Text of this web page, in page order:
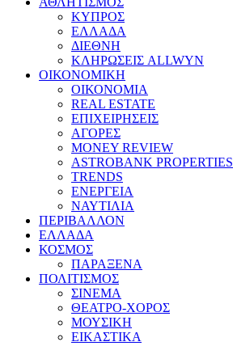
ΚΥΠΡΟΣ
ΕΛΛΑΔΑ
ΔΙΕΘΝΗ
ΚΛΗΡΩΣΕΙΣ ALLWYN
ΟΙΚΟΝΟΜΙΚΗ
ΟΙΚΟΝΟΜΙΑ
REAL ESTATE
ΕΠΙΧΕΙΡΗΣΕΙΣ
ΑΓΟΡΕΣ
MONEY REVIEW
ASTROBANK PROPERTIES
TRENDS
ΕΝΕΡΓΕΙΑ
ΝΑΥΤΙΛΙΑ
ΠΕΡΙΒΑΛΛΟΝ
ΕΛΛΑΔΑ
ΚΟΣΜΟΣ
ΠΑΡΑΞΕΝΑ
ΠΟΛΙΤΙΣΜΟΣ
ΣΙΝΕΜΑ
ΘΕΑΤΡΟ-ΧΟΡΟΣ
ΜΟΥΣΙΚΗ
ΕΙΚΑΣΤΙΚΑ